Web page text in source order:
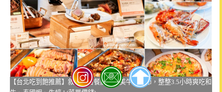
【台北吃到飽推薦】敘日全日餐廳仲夏美牛饗肉節，整整3.5小時爽吃和